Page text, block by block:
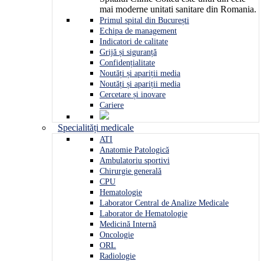
mai moderne unitati sanitare din Romania.
Primul spital din București
Echipa de management
Indicatori de calitate
Grijă și siguranță
Confidențialitate
Noutăți și apariții media
Noutăți și apariții media
Cercetare și inovare
Cariere
Specialități medicale
ATI
Anatomie Patologică
Ambulatoriu sportivi
Chirurgie generală
CPU
Hematologie
Laborator Central de Analize Medicale
Laborator de Hematologie
Medicină Internă
Oncologie
ORL
Radiologie